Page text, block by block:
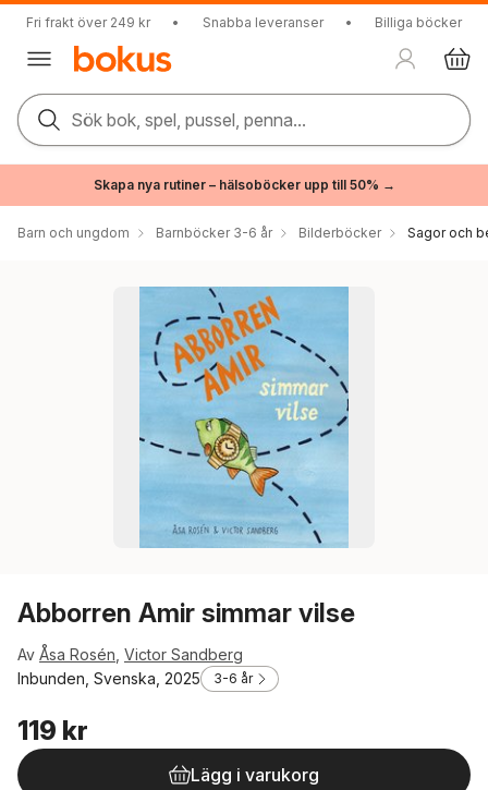
Fri frakt över 249 kr • Snabba leveranser • Billiga böcker
Sök bok, spel, pussel, penna...
Skapa nya rutiner – hälsoböcker upp till 50% →
Barn och ungdom Barnböcker 3-6 år Bilderböcker Sagor och
Abborren Amir simmar vilse
Av Åsa Rosén Victor Sandberg
Inbunden, Svenska, 2025
3-6 år
119 kr
Lägg i varukorg